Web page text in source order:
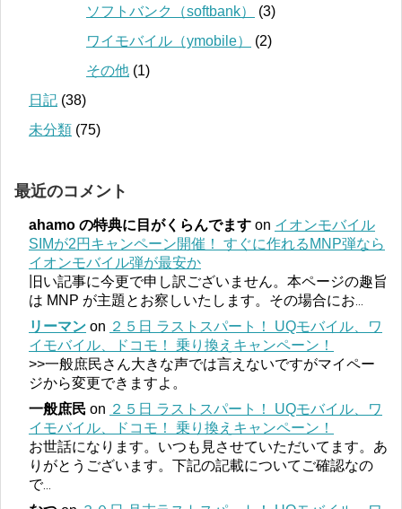
ソフトバンク（softbank）
(3)
ワイモバイル（ymobile）
(2)
その他 (1)
日記 (38)
未分類 (75)
最近のコメント
ahamo の特典に目がくらんでます on イオンモバイル
SIMが2円キャンペーン開催！ すぐに作れるMNP弾なら
イオンモバイル弾が最安か
旧い記事に今更で申し訳ございません。本ページの趣旨
は MNP が主題とお察しいたします。その場合にお
リーマン on ２５日 ラストスパート！ UQモバイル、ワ
イモバイル、ドコモ！ 乗り換えキャンペーン！
>>一般庶民さん大きな声では言えないですがマイペー
ジから変更できますよ。
一般庶民 on ２５日 ラストスパート！ UQモバイル、ワ
イモバイル、ドコモ！ 乗り換えキャンペーン！
お世話になります。いつも見させていただいてます。あ
りがとうございます。下記の記載についてご確認なの
で...